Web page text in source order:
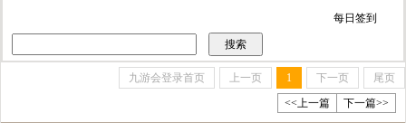
九游会登录首页 上一页 1 下一页
尾页
<<上一篇
下一篇>>